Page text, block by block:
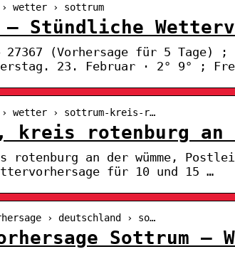
› wetter › sottrum
Stündliche
27367 (Vorhersage für 5 Tage)
23. Februar · 2° 9° ;
› wetter › sottrum-kreis-r…
kreis rotenburg an
an der wümme,
für 10 und 15 …
› deutschland › so…
Sottrum –